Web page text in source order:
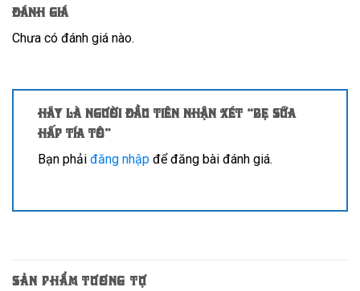
Đánh giá
Chưa có đánh giá nào.
Hãy là người đầu tiên nhận xét “Bẹ sữa
hấp tía tô”
Bạn phải đăng nhập để đăng bài đánh giá.
SẢN PHẨM TƯƠNG TỰ